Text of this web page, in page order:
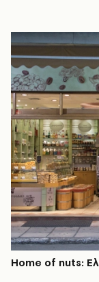
Home of nuts: